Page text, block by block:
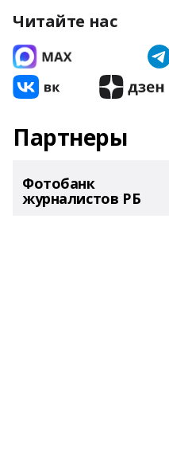
Читайте нас
Партнеры
Фотобанк
журналистов РБ